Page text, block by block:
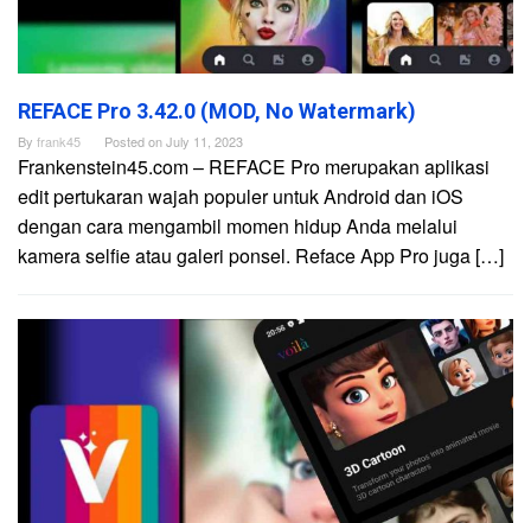
REFACE Pro 3.42.0 (MOD, No Watermark)
By frank45 Posted onJuly 11, 2023
Frankenstein45.com – REFACE Pro merupakan aplikasi
edit pertukaran wajah populer untuk Android dan iOS
dengan cara mengambil momen hidup Anda melalui
kamera selfie atau galeri ponsel. Reface App Pro juga […]